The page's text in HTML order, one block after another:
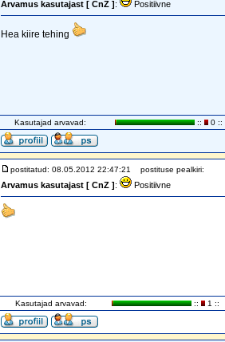
Arvamus kasutajast [ CnZ ]: Positiivne
Hea kiire tehing
Kasutajad arvavad: :: 0 ::
postitatud: 08.05.2012 22:47:21 postituse pealkiri:
Arvamus kasutajast [ CnZ ]: Positiivne
Kasutajad arvavad: :: 1 ::